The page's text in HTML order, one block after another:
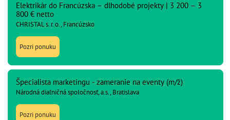
Elektrikár do Francúzska – dlhodobé projekty | 3 200 – 3
800 € netto
CHRISTAL s. r. o., Francúzsko
Pozri ponuku
Špecialista marketingu - zameranie na eventy (m/ž)
Národná diaľničná spoločnosť, a.s., Bratislava
Pozri ponuku